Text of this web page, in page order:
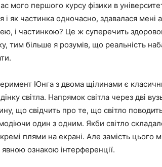
мого першого курсу фізики в
і як частинка одночасно, здавалася
і частинкою? Це ж суперечить
тим більше я розумів, що реальність
Юнга з двома щілинами є
світла. Напрямок світла через дві
що свідчить про те, що світло
один з одним. Якби світло
плями на екрані. Але замість цього
ознакою інтерференції.